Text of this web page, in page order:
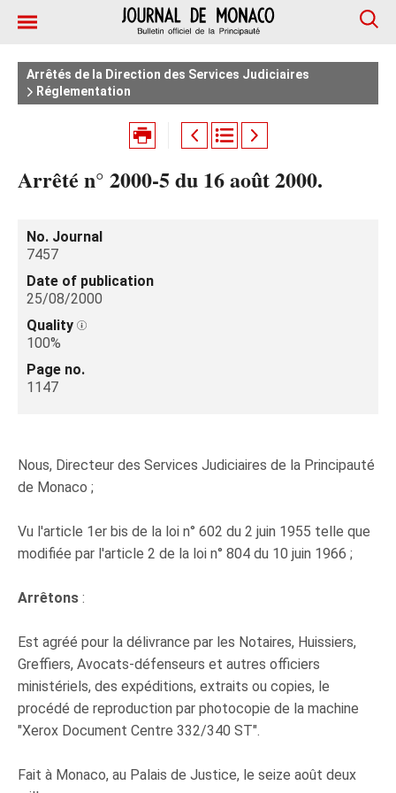
Arrêtés de la Direction des Services Judiciaires
Réglementation
Arrêté n° 2000-5 du 16 août 2000.
No. Journal
7457
Date of publication
25/08/2000
Quality
100%
Page no.
1147
Nous, Directeur des Services Judiciaires de la Principauté
de Monaco ;
Vu l'article 1er bis de la loi n° 602 du 2 juin 1955 telle que
modifiée par l'article 2 de la loi n° 804 du 10 juin 1966 ;
Arrêtons :
Est agréé pour la délivrance par les Notaires, Huissiers,
Greffiers, Avocats-défenseurs et autres officiers
ministériels, des expéditions, extraits ou copies, le
procédé de reproduction par photocopie de la machine
"Xerox Document Centre 332/340 ST".
Fait à Monaco, au Palais de Justice, le seize août deux